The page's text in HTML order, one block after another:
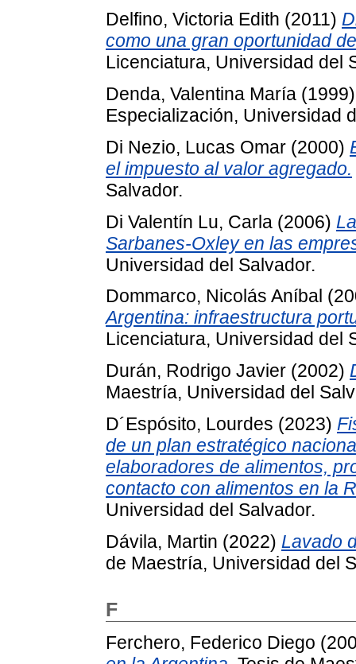
Delfino, Victoria Edith (2011)
como una gran oportunidad
Licenciatura, Universidad del
Denda, Valentina María
Especialización, Universidad
Di Nezio, Lucas Omar (2000)
el impuesto al valor agregado.
Salvador.
Di Valentín Lu, Carla (2006)
Sarbanes-Oxley en las
Universidad del Salvador.
Dommarco, Nicolás Aníbal
Argentina: infraestructura
Licenciatura, Universidad del
Durán, Rodrigo Javier (2002)
Maestría, Universidad del
D´Espósito, Lourdes (2023)
de un plan estratégico
elaboradores de alimentos,
contacto con alimentos en la
Universidad del Salvador.
Dávila, Martin (2022) Lavado
de Maestría, Universidad del
F
Ferchero, Federico Diego